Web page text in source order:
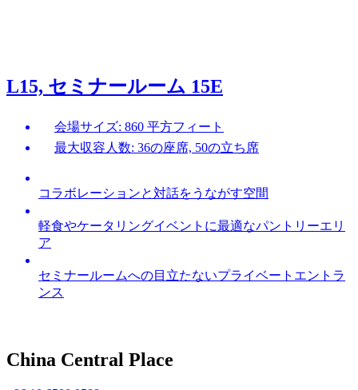
L15, セミナールーム 15E
会場サイズ: 860 平方フィート
最大収容人数: 36の座席, 50の立ち席
コラボレーションと対話をうながす空間
軽食やケータリングイベントに最適なパントリーエリ
ア
セミナールームへの目立たないプライベートエントラ
ンス
China Central Place